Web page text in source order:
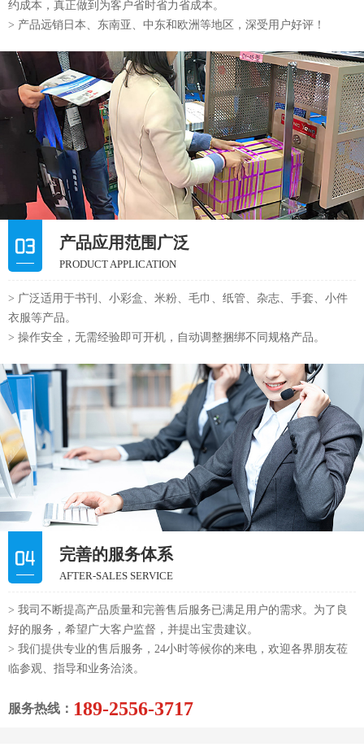
约成本，真正做到为客户省时省力省成本。
> 产品远销日本、东南亚、中东和欧洲等地区，深受用户好评！
产品应用范围广泛
PRODUCT APPLICATION
> 广泛适用于书刊、小彩盒、米粉、毛巾、纸管、杂志、手套、小件
衣服等产品。
> 操作安全，无需经验即可开机，自动调整捆绑不同规格产品。
完善的服务体系
AFTER-SALES SERVICE
> 我司不断提高产品质量和完善售后服务已满足用户的需求。为了良
好的服务，希望广大客户监督，并提出宝贵建议。
> 我们提供专业的售后服务，24小时等候你的来电，欢迎各界朋友莅
临参观、指导和业务洽淡。
服务热线： 189-2556-3717